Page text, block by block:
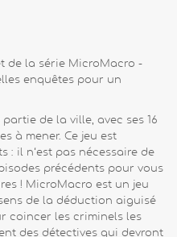
de la série MicroMacro -
enquêtes pour un
de la ville, avec ses 16
à mener. Ce jeu est
: il n‘est pas nécessaire de
précédents pour vous
! MicroMacro est un jeu
de la déduction aiguisé
coincer les criminels les
des détectives qui devront